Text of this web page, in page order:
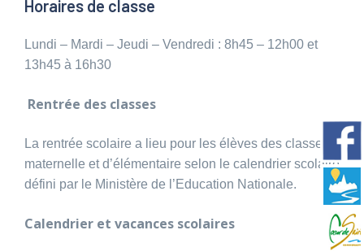
Horaires de classe
Lundi – Mardi – Jeudi – Vendredi : 8h45 – 12h00 et
13h45 à 16h30
Rentrée des classes
La rentrée scolaire a lieu pour les élèves des classes
maternelle et d’élémentaire selon le calendrier scolaire
défini par le Ministère de l’Education Nationale.
Calendrier et vacances scolaires